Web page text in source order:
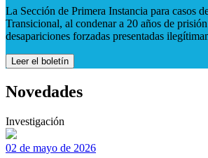
La Sección de Primera Instancia para casos
Transicional, al condenar a 20 años de
desapariciones forzadas presentadas
Leer el boletín
Novedades
Investigación
02 de mayo de 2026